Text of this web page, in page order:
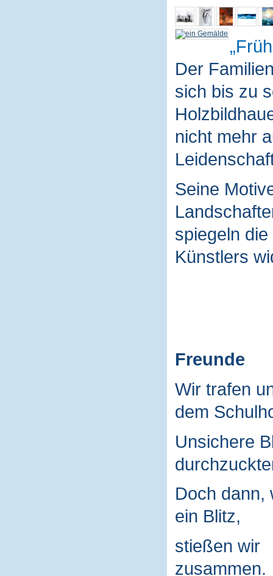
Der
sich bis zu
nicht mehr
Seine
spiegeln
Künstlers
Freunde
Wir trafen
dem
Unsichere
Doch dann,
ein Blitz,
stießen wir
zusammen.